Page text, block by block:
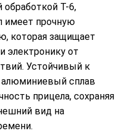
T-6,
имеет прочную
которая защищает
электронику от
Устойчивый к
сплав
прицела, сохраняя
вид на